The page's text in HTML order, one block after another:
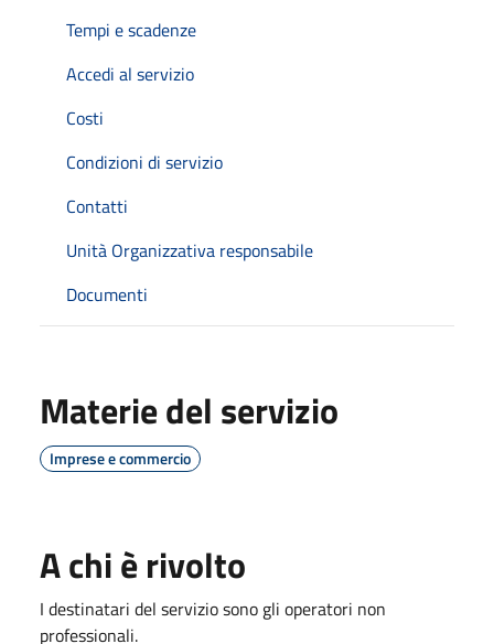
Tempi e scadenze
Accedi al servizio
Costi
Condizioni di servizio
Contatti
Unità Organizzativa responsabile
Documenti
Materie del servizio
Imprese e commercio
A chi è rivolto
I destinatari del servizio sono gli operatori non
professionali.